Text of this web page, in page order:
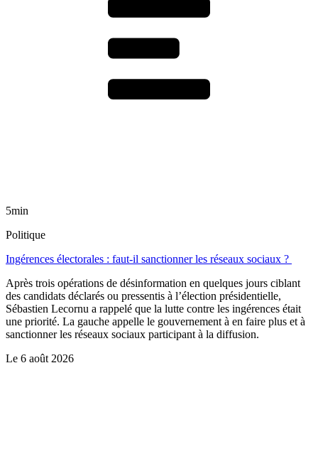
5min
Politique
Ingérences électorales : faut-il sanctionner les réseaux sociaux ?
Après trois opérations de désinformation en quelques jours ciblant
des candidats déclarés ou pressentis à l’élection présidentielle,
Sébastien Lecornu a rappelé que la lutte contre les ingérences était
une priorité. La gauche appelle le gouvernement à en faire plus et à
sanctionner les réseaux sociaux participant à la diffusion.
Le 6 août 2026